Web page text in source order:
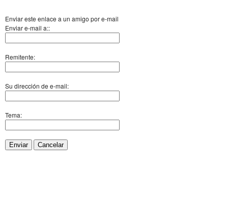
Enviar este enlace a un amigo por e-mail
Enviar e-mail a::
Remitente:
Su dirección de e-mail:
Tema:
Enviar Cancelar